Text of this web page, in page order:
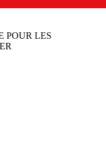
POUR LES